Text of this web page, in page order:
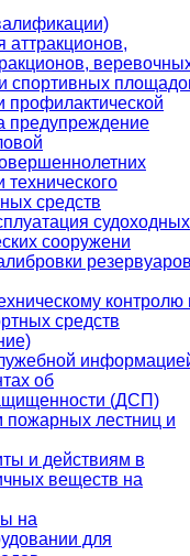
аттракционов,
спортивных
профилактической
предупреждение
средств
судоходных
сооружени
резервуаров
контролю
средств
об
(ДСП)
лестниц и
и действиям в
веществ на
на
для